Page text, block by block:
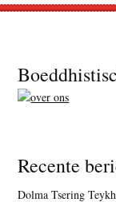
Footer
Recente
Dolma Tsering